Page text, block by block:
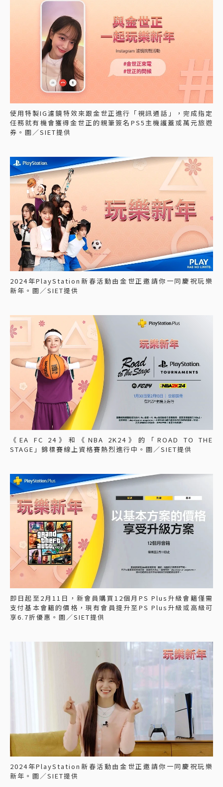
使用特製IG濾鏡特效來跟金世正進行「視訊通話」，完成指定
任務就有機會獲得金世正的親筆簽名PS5主機護蓋或萬元旅遊
券。圖／SIET提供
2024年PlayStation新春活動由金世正邀請你一同慶祝玩樂
新年。圖／SIET提供
《EA FC 24》和《NBA 2K24》的「ROAD TO THE
STAGE」錦標賽線上資格賽熱烈進行中。圖／SIET提供
即日起至2月11日，新會員購買12個月PS Plus升級會籍僅需
支付基本會籍的價格，現有會員提升至PS Plus升級或高級可
享6.7折優惠。圖／SIET提供
2024年PlayStation新春活動由金世正邀請你一同慶祝玩樂
新年。圖／SIET提供